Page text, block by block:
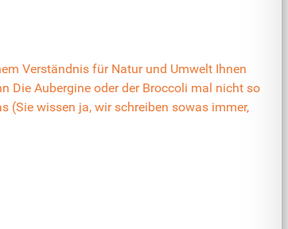
Verständnis für Natur und Umwelt Ihnen
Die Aubergine oder der Broccoli mal nicht so
(Sie wissen ja, wir schreiben sowas immer,